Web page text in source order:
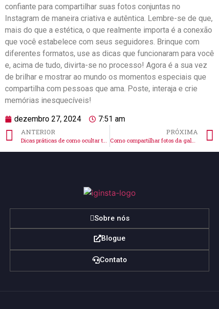
confiante para compartilhar suas fotos conjuntas no
Instagram de‌ maneira criativa e autêntica. Lembre-se de que,‍
mais ‍do que a estética, ⁤o que realmente importa ⁢é a conexão
que você estabelece com seus seguidores. Brinque com
diferentes ⁣formatos, use as ​dicas‌ que ⁢funcionaram para ‍você⁤
e, acima‌ de tudo, divirta-se⁢ no⁢ processo!⁤ Agora é⁢ a sua‍ vez
de brilhar ​e mostrar ao mundo os momentos especiais⁣ que
compartilha ⁤com pessoas que‍ ama. ​Poste, interaja⁤ e crie
memórias inesquecíveis!
dezembro 27, 2024 7:51 am
ANTERIOR PRÓXIMA
Sobre nós
Blogue
Contato